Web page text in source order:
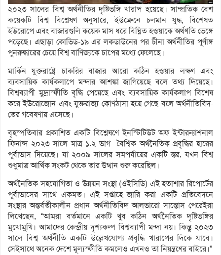
২০২৩ সালের বিশ্ব অর্থনীতির দৃষ্টিভঙ্গি খারাপ হয়েছে। সাম্প্রতিক বেশ
কয়েকটি বিশ্ব বিশ্লেষণ অনুসারে, ইউক্রেনে চলমান যুদ্ধ, বিশেষত
ইউরোপে এবং বাজারগুলি কয়েক মাস ধরে বিঘ্নিত হওয়াকে অর্থণতি ভেঙ্গে
পড়েছে। এছাড়া কোভিড-১৯ এর লকডাউনের পর চীনা অর্থনীতির পূর্ণাঙ্গ
পুনরুদ্ধারের চেয়ে বিশ্ব বাণিজ্যকে চাপের মধ্যে ফেলেছে।
মার্কিন যুক্তরাষ্ট্রে চাকরির বাজার আরো কঠিন হওয়ার লক্ষণ এবং
ব্যবসায়িক কার্যকলাপে মন্দার আশঙ্কা জাগিয়েছে বলে তথ্য দিয়েছে।
বিশ্বব্যাপী মুদ্রাস্ফীতি বৃদ্ধি পেয়েছে এবং ব্যবসায়িক কার্যকলাপ বিশেষ
করে ইউরোজোন এবং যুক্তরাজ্য কোণঠাসা হয়ে গেছে বলে অর্থনীতিবিদ-
তের গবেষণায় এসেছে।
বৃহস্পতিবার প্রকাশিত একটি বিশ্লেষণে ইনস্টিটিউট অফ ইন্টারন্যাশনাল
ফিনান্স ২০২৩ সালে মাত্র ১.২ ভাগ বৈশ্বিক অর্থনৈতিক প্রবৃদ্ধির হারের
পূর্বাভাস দিয়েছে। যা ২০০৯ সালের সমপর্যায়ের একটি স্তর, যখন বিশ্ব
শুধুমাত্র আর্থিক সংকট থেকে তার উত্থান শুরু করেছিল।
অর্থনৈতিক সহযোগিতা ও উন্নয়ন সংস্থা (ওইসিডি) এই হতাশার রিপোর্টের
পূর্বাভাসের সাথে একমত। এই সপ্তাহে জারি করা একটি প্রতিবেদনে
সংস্থার অন্তর্বর্তীকালীন প্রধান অর্থনীতিবিদ আলভারো সান্তোস পেরেইরা
লিখেছেন, “আমরা বর্তমানে একটি খুব কঠিন অর্থনৈতিক দৃষ্টিভঙ্গির
মুখোমুখি। আমাদের কেন্দ্রীয় দৃশ্যকল্প বিশ্বব্যাপী মন্দা নয়। কিন্তু ২০২৩
সালে বিশ্ব অর্থনীতি একটি উল্লেখযোগ্য প্রবৃদ্ধি খারাপের দিকে যাবে।
সেইসাথে অনেক দেশে মূল্যস্ফীতি কমলেও এখনও তা নিয়ন্ত্রণের বাইরে।”